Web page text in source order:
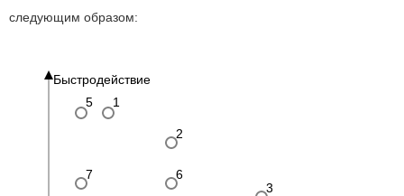
следующим образом:
Быстродействие
5
7
1
2
6
3